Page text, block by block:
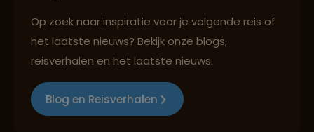
Best beoordeelde reisroutes
Op zoek naar inspiratie voor je volgende reis of
het laatste nieuws? Bekijk onze blogs,
reisverhalen en het laatste nieuws.
Blog en Reisverhalen